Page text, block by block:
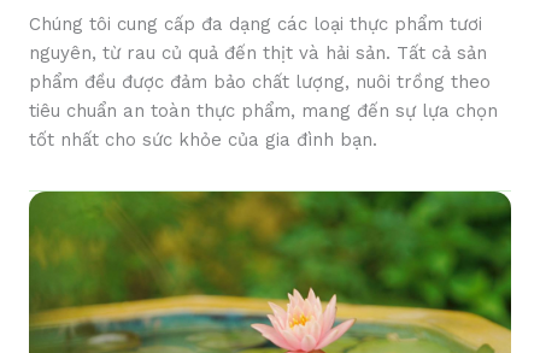
Chúng tôi cung cấp đa dạng các loại thực phẩm tươi
nguyên, từ rau củ quả đến thịt và hải sản. Tất cả sản
phẩm đều được đảm bảo chất lượng, nuôi trồng theo
tiêu chuẩn an toàn thực phẩm, mang đến sự lựa chọn
tốt nhất cho sức khỏe của gia đình bạn.